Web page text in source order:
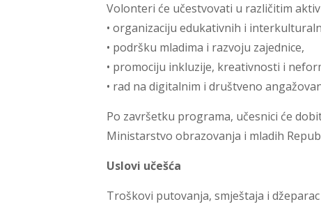
Volonteri će učestvovati u različitim
• organizaciju edukativnih i
• podršku mladima i razvoju zajednice,
• promociju inkluzije, kreativnosti i
• rad na digitalnim i društveno
Po završetku programa, učesnici će
Ministarstvo obrazovanja i mladih
Uslovi učešća
Troškovi putovanja, smještaja i